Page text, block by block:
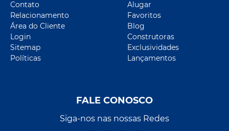
Contato
Relacionamento
Área do Cliente
Login
Sitemap
Políticas
Alugar
Favoritos
Blog
Construtoras
Exclusividades
Lançamentos
FALE CONOSCO
Siga-nos nas nossas Redes